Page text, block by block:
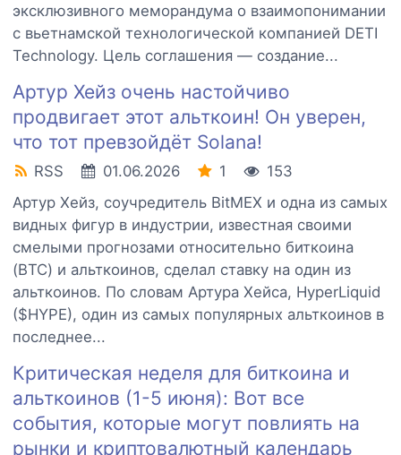
эксклюзивного меморандума о взаимопонимании
с вьетнамской технологической компанией DETI
Technology. Цель соглашения — создание...
Артур Хейз очень настойчиво
продвигает этот альткоин! Он уверен,
что тот превзойдёт Solana!
RSS 01.06.2026 1
153
Артур Хейз, соучредитель BitMEX и одна из самых
видных фигур в индустрии, известная своими
смелыми прогнозами относительно биткоина
(BTC) и альткоинов, сделал ставку на один из
альткоинов. По словам Артура Хейса, HyperLiquid
($HYPE), один из самых популярных альткоинов в
последнее...
Критическая неделя для биткоина и
альткоинов (1-5 июня): Вот все
события, которые могут повлиять на
рынки и криптовалютный календарь